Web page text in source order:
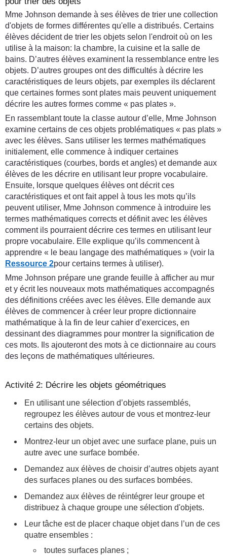
Mme Johnson demande à ses élèves de trier une collection
d'objets de formes différentes qu'elle a distribués. Certains
élèves décident de trier les objets selon l'endroit où on les
utilise à la maison: la chambre, la cuisine et la salle de
bains. D’autres élèves examinent la ressemblance entre les
objets. D’autres groupes ont des difficultés à décrire les
caractéristiques de leurs objets, par exemples ils déclarent
que certaines formes sont plates mais peuvent uniquement
décrire les autres formes comme « pas plates ».
En rassemblant toute la classe autour d’elle, Mme Johnson
examine certains de ces objets problématiques « pas plats »
avec les élèves. Sans utiliser les termes mathématiques
initialement, elle commence à indiquer certaines
caractéristiques (courbes, bords et angles) et demande aux
élèves de les décrire en utilisant leur propre vocabulaire.
Ensuite, lorsque quelques élèves ont décrit ces
caractéristiques et ont fait appel à tous les mots qu’ils
peuvent utiliser, Mme Johnson commence à introduire les
termes mathématiques corrects et définit avec les élèves
comment ils pourraient décrire ces termes en utilisant leur
propre vocabulaire. Elle explique qu’ils commencent à
apprendre « le beau langage des mathématiques » (voir la
Ressource 2pour certains termes à utiliser).
Mme Johnson prépare une grande feuille à afficher au mur
et y écrit les nouveaux mots mathématiques accompagnés
des définitions créées avec les élèves. Elle demande aux
élèves de commencer à créer leur propre dictionnaire
mathématique à la fin de leur cahier d’exercices, en
dessinant des diagrammes pour montrer la signification de
ces mots. Ils ajouteront des mots à ce dictionnaire au cours
des leçons de mathématiques ultérieures.
Activité 2: Décrire les objets géométriques
En utilisant une sélection d’objets rassemblés,
regroupez les élèves autour de vous et montrez-leur
certains des objets.
Montrez-leur un objet avec une surface plane, puis un
autre avec une surface bombée.
Demandez aux élèves de choisir d’autres objets ayant
des surfaces planes ou des surfaces bombées.
Demandez aux élèves de réintégrer leur groupe et
distribuez à chaque groupe une sélection d'objets.
Leur tâche est de placer chaque objet dans l’un de ces
quatre ensembles :
toutes surfaces planes ;